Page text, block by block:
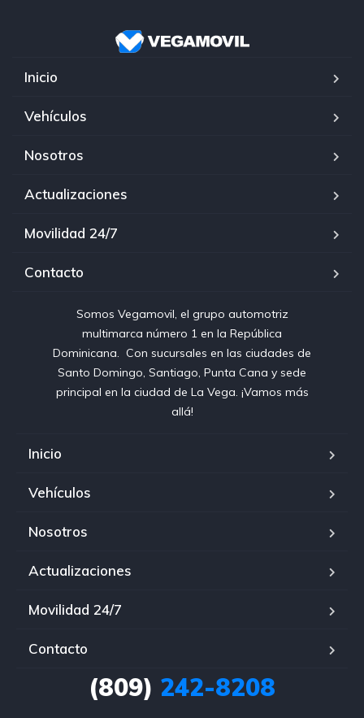
Inicio
Vehículos
Nosotros
Actualizaciones
Movilidad 24/7
Contacto
Somos Vegamovil, el grupo automotriz
multimarca número 1 en la República
Dominicana⁣. ⁣ Con sucursales en las ciudades de
Santo Domingo, Santiago, Punta Cana y sede
principal en la ciudad de La Vega. ¡Vamos más
allá!
Inicio
Vehículos
Nosotros
Actualizaciones
Movilidad 24/7
Contacto
(809) 242-8208